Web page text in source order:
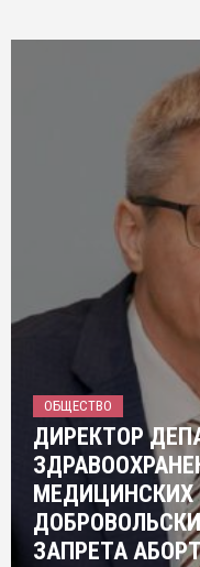
ОБЩЕСТВО
ДИРЕКТОР
МЕДИЦИНСКИХ
ЗАПРЕТА